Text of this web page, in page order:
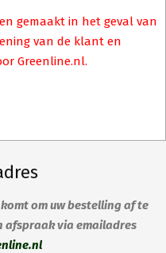
gemaakt in het geval van
van de klant en
Greenline.nl.
om uw bestelling af te
afspraak via emailadres